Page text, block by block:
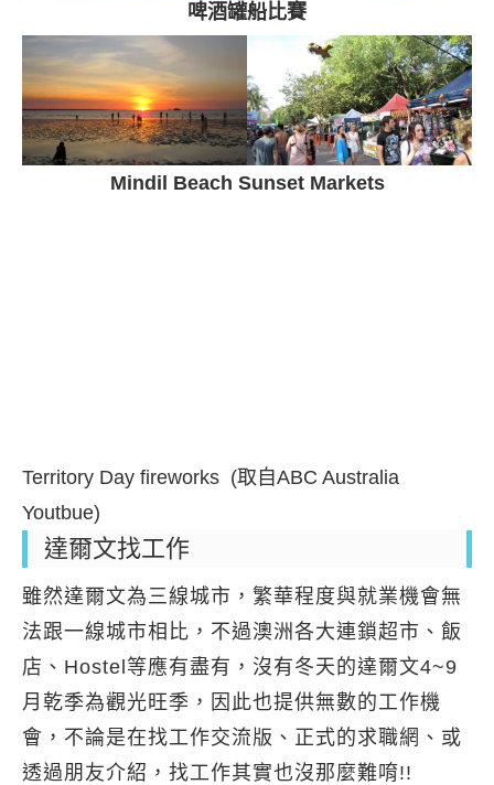
啤酒罐船比賽
Mindil Beach Sunset Markets
Territory Day fireworks (取自ABC Australia
Youtbue)
達爾文找工作
雖然達爾文為三線城市，繁華程度與就業機會無
法跟一線城市相比，不過澳洲各大連鎖超市、飯
店、Hostel等應有盡有，沒有冬天的達爾文4~9
月乾季為觀光旺季，因此也提供無數的工作機
會，不論是在找工作交流版、正式的求職網、或
透過朋友介紹，找工作其實也沒那麼難唷!!